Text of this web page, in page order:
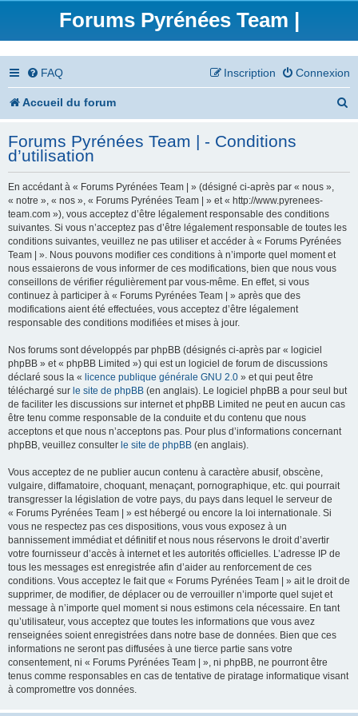
Forums Pyrénées Team |
FAQ Connexion
Inscription
Accueil du forum
h
Forums Pyrénées Team | - Conditions
d’utilisation
En accédant à « Forums Pyrénées Team | » (désigné ci-après par « nous »,
« notre », « nos », « Forums Pyrénées Team | » et « http://www.pyrenees-
team.com »), vous acceptez d’être légalement responsable des conditions
suivantes. Si vous n’acceptez pas d’être légalement responsable de toutes les
conditions suivantes, veuillez ne pas utiliser et accéder à « Forums Pyrénées
Team | ». Nous pouvons modifier ces conditions à n’importe quel moment et
nous essaierons de vous informer de ces modifications, bien que nous vous
conseillons de vérifier régulièrement par vous-même. En effet, si vous
continuez à participer à « Forums Pyrénées Team | » après que des
modifications aient été effectuées, vous acceptez d’être légalement
responsable des conditions modifiées et mises à jour.
Nos forums sont développés par phpBB (désignés ci-après par « logiciel
phpBB » et « phpBB Limited ») qui est un logiciel de forum de discussions
déclaré sous la « licence publique générale GNU 2.0 » et qui peut être
téléchargé sur le site de phpBB (en anglais). Le logiciel phpBB a pour seul but
de faciliter les discussions sur internet et phpBB Limited ne peut en aucun cas
être tenu comme responsable de la conduite et du contenu que nous
acceptons et que nous n’acceptons pas. Pour plus d’informations concernant
phpBB, veuillez consulter le site de phpBB (en anglais).
Vous acceptez de ne publier aucun contenu à caractère abusif, obscène,
vulgaire, diffamatoire, choquant, menaçant, pornographique, etc. qui pourrait
transgresser la législation de votre pays, du pays dans lequel le serveur de
« Forums Pyrénées Team | » est hébergé ou encore la loi internationale. Si
vous ne respectez pas ces dispositions, vous vous exposez à un
bannissement immédiat et définitif et nous nous réservons le droit d’avertir
votre fournisseur d’accès à internet et les autorités officielles. L’adresse IP de
tous les messages est enregistrée afin d’aider au renforcement de ces
conditions. Vous acceptez le fait que « Forums Pyrénées Team | » ait le droit de
supprimer, de modifier, de déplacer ou de verrouiller n’importe quel sujet et
message à n’importe quel moment si nous estimons cela nécessaire. En tant
qu’utilisateur, vous acceptez que toutes les informations que vous avez
renseignées soient enregistrées dans notre base de données. Bien que ces
informations ne seront pas diffusées à une tierce partie sans votre
consentement, ni « Forums Pyrénées Team | », ni phpBB, ne pourront être
tenus comme responsables en cas de tentative de piratage informatique visant
à compromettre vos données.